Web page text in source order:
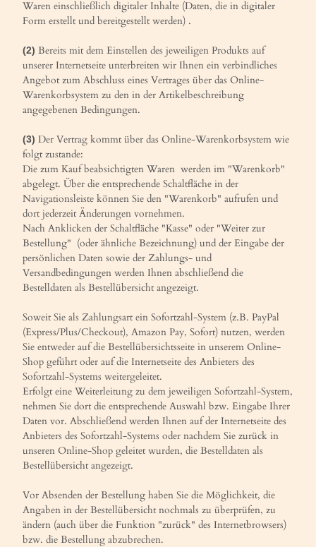
Waren einschließlich digitaler Inhalte (Daten, die in digitaler
Form erstellt und bereitgestellt werden) .
(2) Bereits mit dem Einstellen des jeweiligen Produkts auf
unserer Internetseite unterbreiten wir Ihnen ein verbindliches
Angebot zum Abschluss eines Vertrages über das Online-
Warenkorbsystem zu den in der Artikelbeschreibung
angegebenen Bedingungen.
(3) Der Vertrag kommt über das Online-Warenkorbsystem wie
folgt zustande:
Die zum Kauf beabsichtigten Waren werden im "Warenkorb"
abgelegt. Über die entsprechende Schaltfläche in der
Navigationsleiste können Sie den "Warenkorb" aufrufen und
dort jederzeit Änderungen vornehmen.
Nach Anklicken der Schaltfläche "Kasse" oder "Weiter zur
Bestellung" (oder ähnliche Bezeichnung) und der Eingabe der
persönlichen Daten sowie der Zahlungs- und
Versandbedingungen werden Ihnen abschließend die
Bestelldaten als Bestellübersicht angezeigt.
Soweit Sie als Zahlungsart ein Sofortzahl-System (z.B. PayPal
(Express/Plus/Checkout), Amazon Pay, Sofort) nutzen, werden
Sie entweder auf die Bestellübersichtsseite in unserem Online-
Shop geführt oder auf die Internetseite des Anbieters des
Sofortzahl-Systems weitergeleitet.
Erfolgt eine Weiterleitung zu dem jeweiligen Sofortzahl-System,
nehmen Sie dort die entsprechende Auswahl bzw. Eingabe Ihrer
Daten vor. Abschließend werden Ihnen auf der Internetseite des
Anbieters des Sofortzahl-Systems oder nachdem Sie zurück in
unseren Online-Shop geleitet wurden, die Bestelldaten als
Bestellübersicht angezeigt.
Vor Absenden der Bestellung haben Sie die Möglichkeit, die
Angaben in der Bestellübersicht nochmals zu überprüfen, zu
ändern (auch über die Funktion "zurück" des Internetbrowsers)
bzw. die Bestellung abzubrechen.